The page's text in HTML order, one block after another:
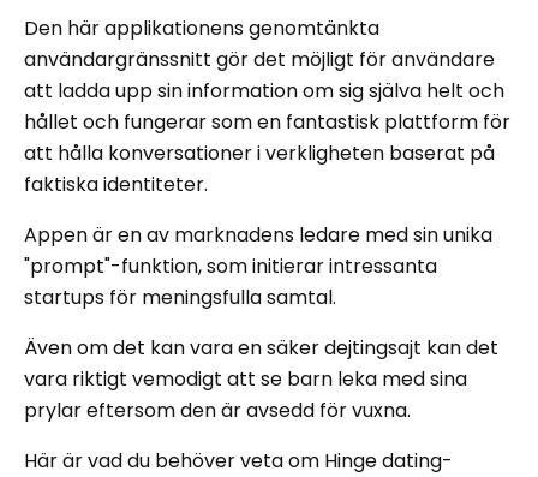
Den här applikationens genomtänkta
användargränssnitt gör det möjligt för användare
att ladda upp sin information om sig själva helt och
hållet och fungerar som en fantastisk plattform för
att hålla konversationer i verkligheten baserat på
faktiska identiteter.
Appen är en av marknadens ledare med sin unika
"prompt"-funktion, som initierar intressanta
startups för meningsfulla samtal.
Även om det kan vara en säker dejtingsajt kan det
vara riktigt vemodigt att se barn leka med sina
prylar eftersom den är avsedd för vuxna.
Här är vad du behöver veta om Hinge dating-